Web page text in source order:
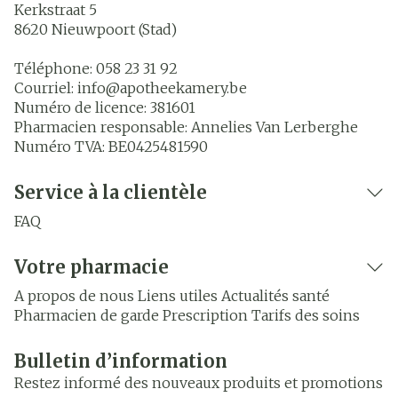
Kerkstraat 5
8620 Nieuwpoort (Stad)
Téléphone: 058 23 31 92
Courriel: info@apotheekamery.be
Numéro de licence: 381601
Pharmacien responsable: Annelies Van Lerberghe
Numéro TVA: BE0425481590
Service à la clientèle
FAQ
Votre pharmacie
A propos de nous Liens utiles Actualités santé
Pharmacien de garde Prescription Tarifs des soins
Bulletin d’information
Restez informé des nouveaux produits et promotions